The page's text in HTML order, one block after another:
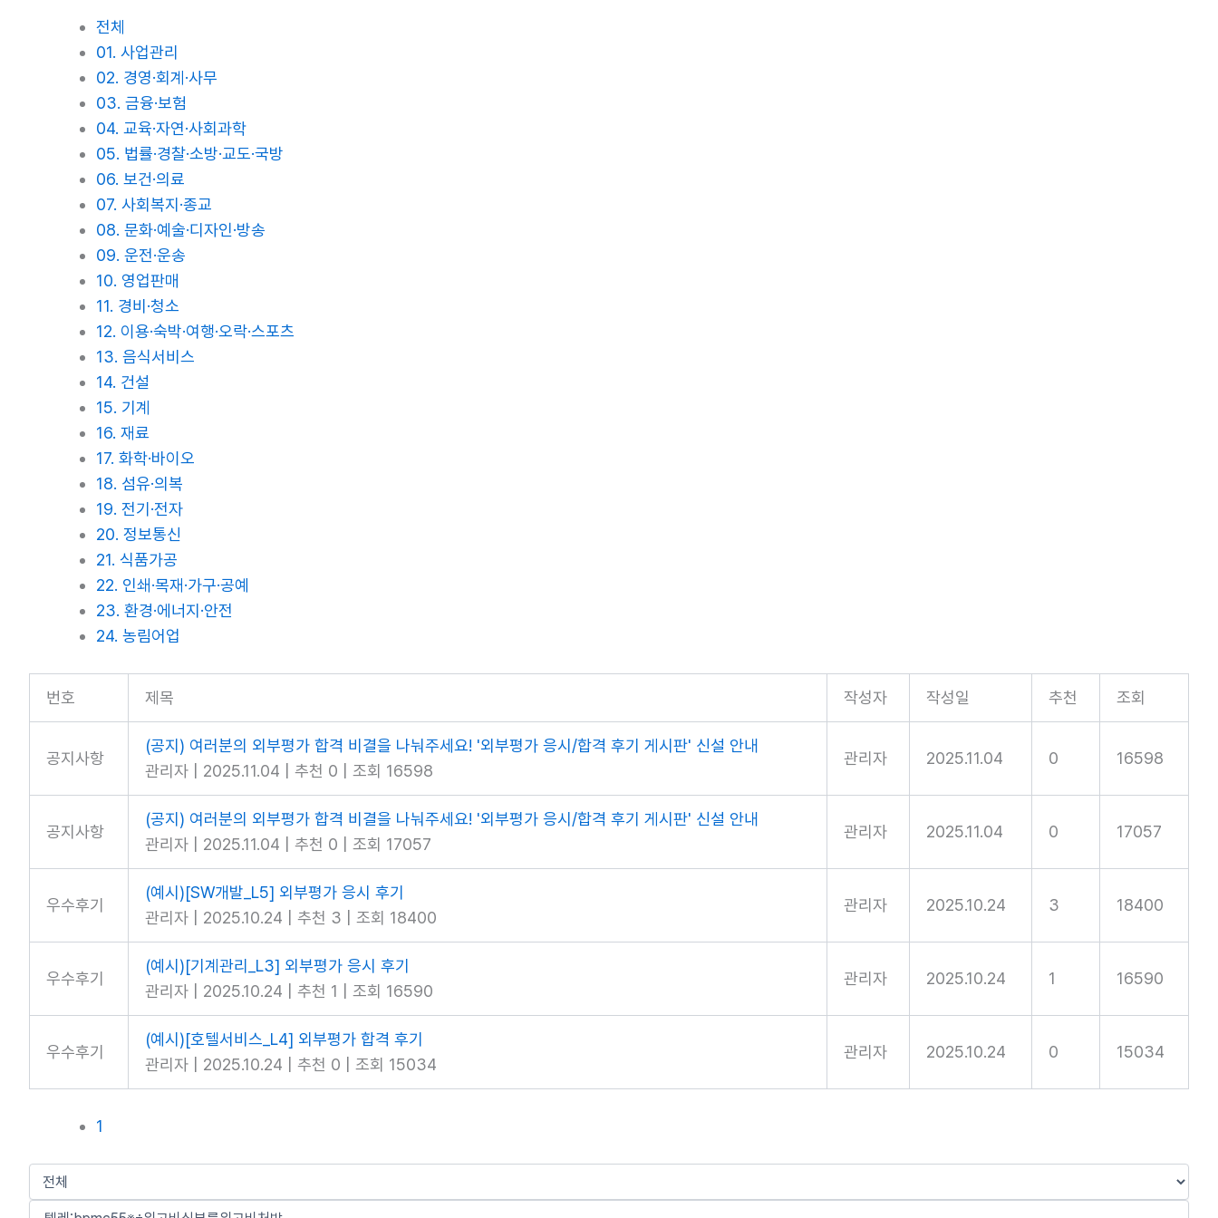
전체
01. 사업관리
02. 경영·회계·사무
03. 금융·보험
04. 교육·자연·사회과학
05. 법률·경찰·소방·교도·국방
06. 보건·의료
07. 사회복지·종교
08. 문화·예술·디자인·방송
09. 운전·운송
10. 영업판매
11. 경비·청소
12. 이용·숙박·여행·오락·스포츠
13. 음식서비스
14. 건설
15. 기계
16. 재료
17. 화학·바이오
18. 섬유·의복
19. 전기·전자
20. 정보통신
21. 식품가공
22. 인쇄·목재·가구·공예
23. 환경·에너지·안전
24. 농림어업
번호 제목 작성자 작성일 추천 조회
공지사항
(공지) 여러분의 외부평가 합격 비결을 나눠주세요! '외부평가 응시/합격 후기 게시판' 신설 안내
관리자
2025.11.04 추천 0 조회 16598
관리자 2025.11.04 0 16598
공지사항
(공지) 여러분의 외부평가 합격 비결을 나눠주세요! '외부평가 응시/합격 후기 게시판' 신설 안내
관리자
2025.11.04 추천 0 조회 17057
관리자 2025.11.04 0 17057
우수후기
(예시)[SW개발_L5] 외부평가 응시 후기
관리자
2025.10.24 추천 3 조회 18400
관리자 2025.10.24 3 18400
우수후기
(예시)[기계관리_L3] 외부평가 응시 후기
관리자
2025.10.24 추천 1 조회 16590
관리자 2025.10.24 1 16590
우수후기
(예시)[호텔서비스_L4] 외부평가 합격 후기
관리자
2025.10.24 추천 0 조회 15034
관리자 2025.10.24 0 15034
1